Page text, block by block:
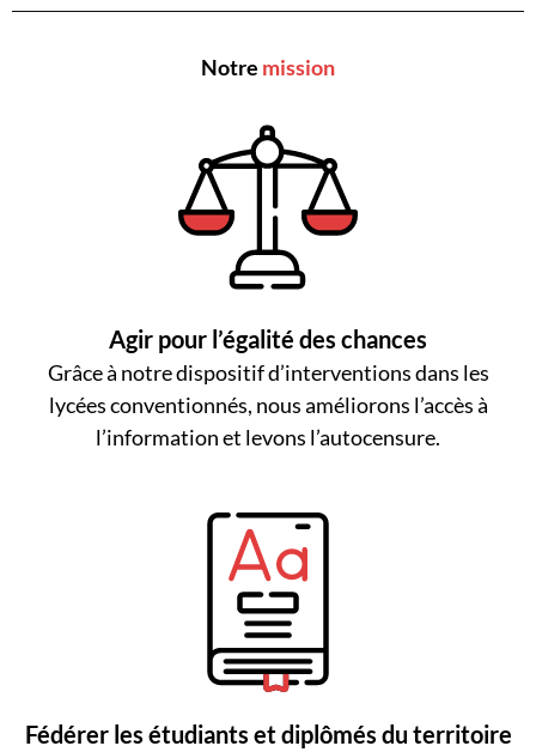
Notre mission
Agir pour l’égalité des chances
Grâce à notre dispositif d’interventions dans les
lycées conventionnés, nous améliorons l’accès à
l’information et levons l’autocensure.
Fédérer les étudiants et diplômés du territoire